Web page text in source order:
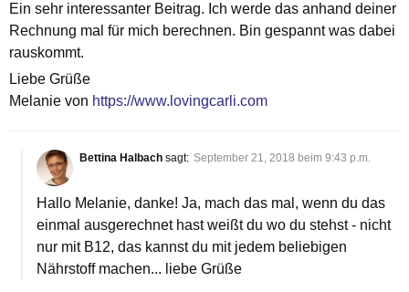
Ein sehr interessanter Beitrag. Ich werde das anhand deiner
Rechnung mal für mich berechnen. Bin gespannt was dabei
rauskommt.
Liebe Grüße
Melanie von https://www.lovingcarli.com
Bettina Halbach sagt: September 21, 2018 beim 9:43 p.m.
Hallo Melanie, danke! Ja, mach das mal, wenn du das
einmal ausgerechnet hast weißt du wo du stehst - nicht
nur mit B12, das kannst du mit jedem beliebigen
Nährstoff machen... liebe Grüße